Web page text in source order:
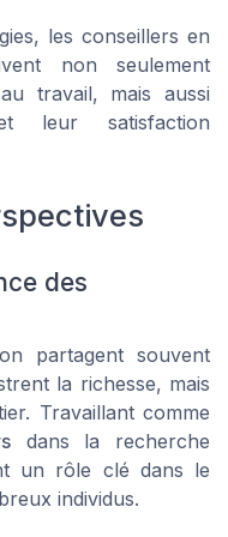
les conseillers en
non seulement
travail, mais aussi
leur satisfaction
des
partagent souvent
la richesse, mais
Travaillant comme
dans la recherche
un rôle clé dans le
individus.